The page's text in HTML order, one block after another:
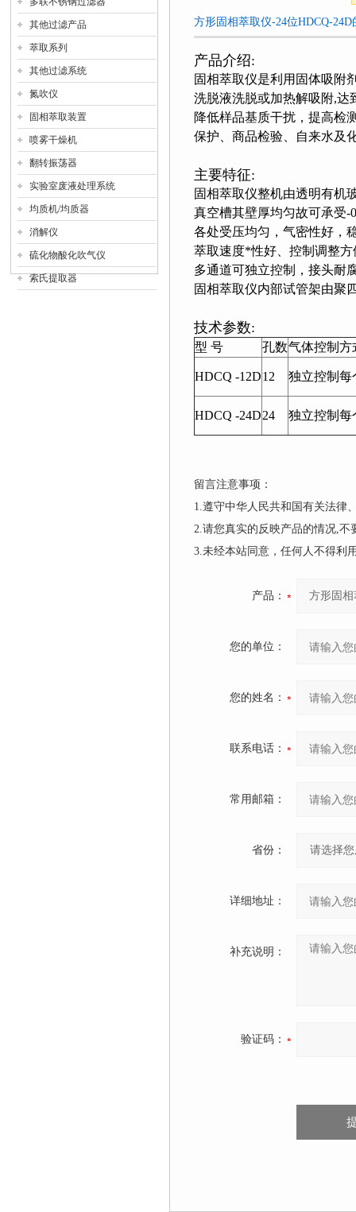
其他过滤产品
萃取系列
其他过滤系统
氮吹仪
固相萃取装置
喷雾干燥机
翻转振荡器
实验室废液处理系统
均质机/均质器
消解仪
硫化物酸化吹气仪
索氏提取器
方形固相萃取仪-24位HDCQ-
产品介绍:
固相萃取仪是利用固体吸附
洗脱液洗脱或加热解吸附,达
降低样品基质干扰，提高检
保护、商品检验、自来水及
主要特征:
固相萃取仪整机由透明有机
真空槽其壁厚均匀故可承受-
各处受压均匀，气密性好，
萃取速度*性好、控制调整方
多通道可独立控制，接头耐
固相萃取仪内部试管架由聚
技术参数:
型 号 孔数气体控制方
HDCQ -12D12 独立控制每
HDCQ -24D24 独立控制每
留言注意事项：
1.遵守中华人民共和国有关法律
2.请您真实的反映产品的情况,
3.未经本站同意，任何人不得利
产品：
您的单位：
您的姓名：
联系电话：
常用邮箱：
省份：
详细地址：
补充说明：
验证码：